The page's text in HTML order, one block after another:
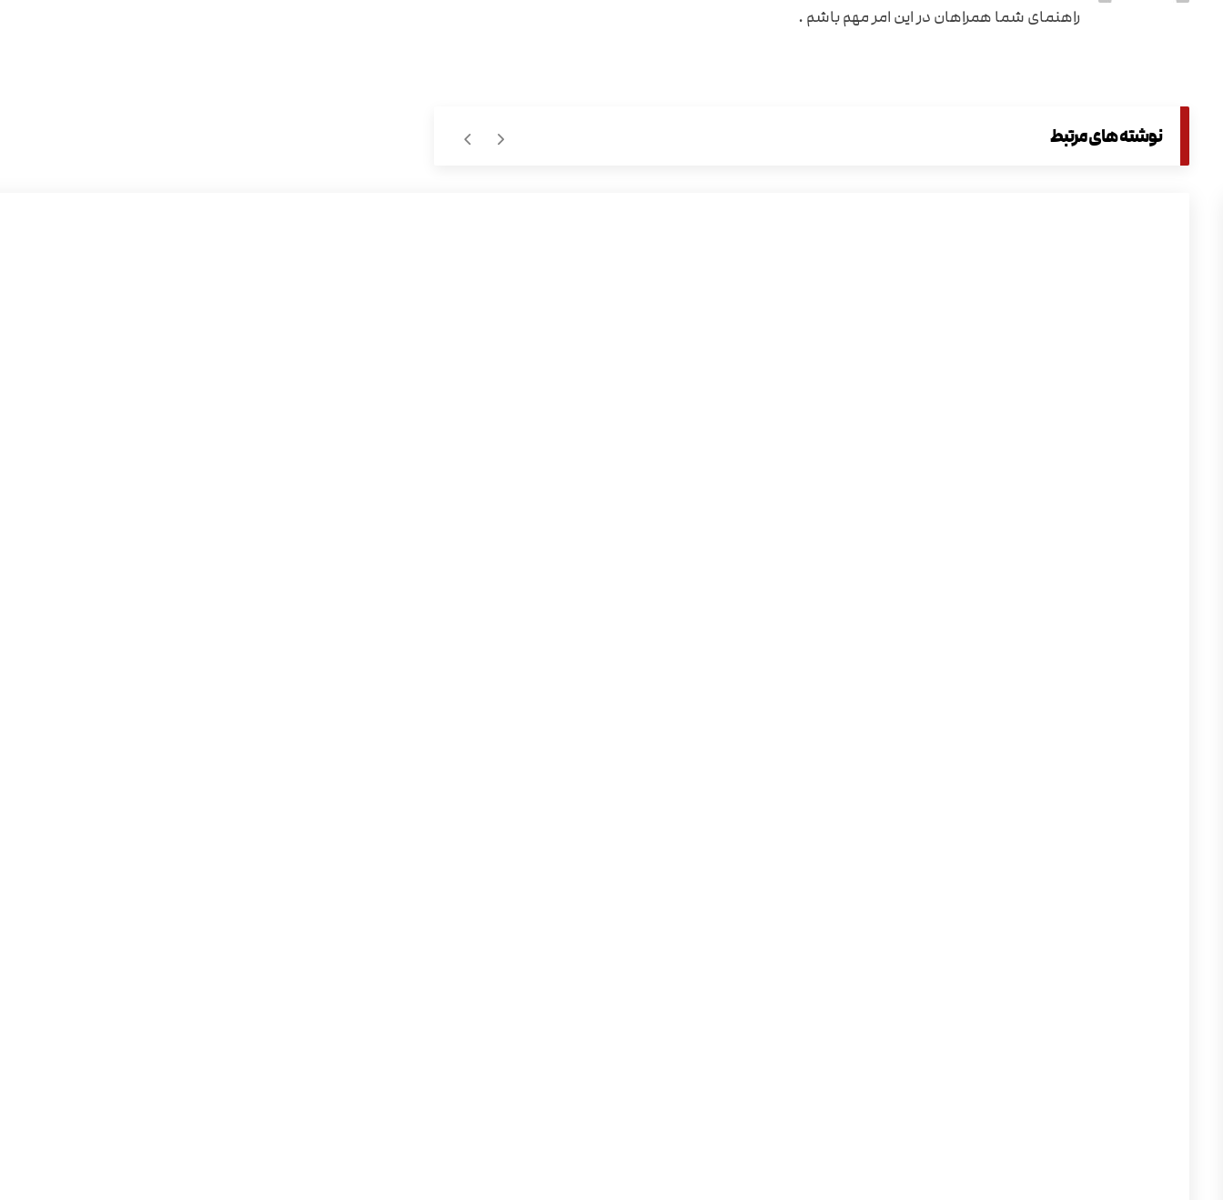
راهنمای شما همراهان در این امر مهم باشم .
نوشته های مرتبط